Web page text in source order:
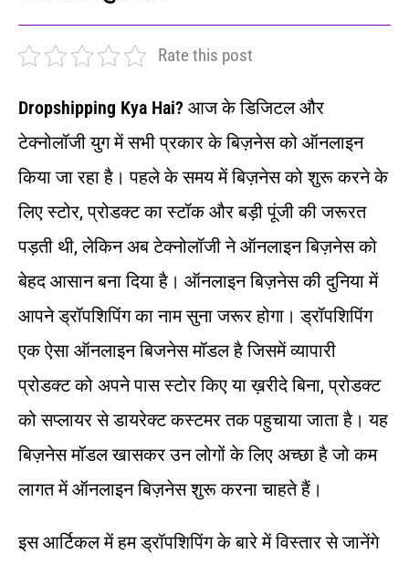
Rate this post
Dropshipping Kya Hai? आज के डिजिटल और
टेक्नोलॉजी युग में सभी प्रकार के बिज़नेस को ऑनलाइन
किया जा रहा है। पहले के समय में बिज़नेस को शुरू करने के
लिए स्टोर, प्रोडक्ट का स्टॉक और बड़ी पूंजी की जरूरत
पड़ती थी, लेकिन अब टेक्नोलॉजी ने ऑनलाइन बिज़नेस को
बेहद आसान बना दिया है। ऑनलाइन बिज़नेस की दुनिया में
आपने ड्रॉपशिपिंग का नाम सुना जरूर होगा। ड्रॉपशिपिंग
एक ऐसा ऑनलाइन बिजनेस मॉडल है जिसमें व्यापारी
प्रोडक्ट को अपने पास स्टोर किए या ख़रीदे बिना, प्रोडक्ट
को सप्लायर से डायरेक्ट कस्टमर तक पहुचाया जाता है। यह
बिज़नेस मॉडल खासकर उन लोगों के लिए अच्छा है जो कम
लागत में ऑनलाइन बिज़नेस शुरू करना चाहते हैं।
इस आर्टिकल में हम ड्रॉपशिपिंग के बारे में विस्तार से जानेंगे